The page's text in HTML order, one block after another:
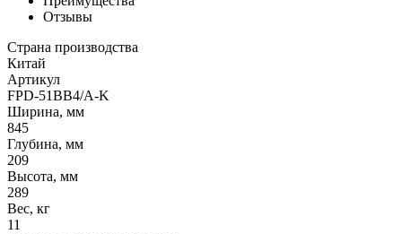
Отзывы
Страна производства
Китай
Артикул
FPD-51BB4/A-K
Ширина, мм
845
Глубина, мм
209
Высота, мм
289
Вес, кг
11